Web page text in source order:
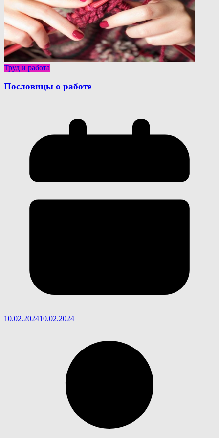
Труд и работа
Пословицы о работе
10.02.202410.02.2024